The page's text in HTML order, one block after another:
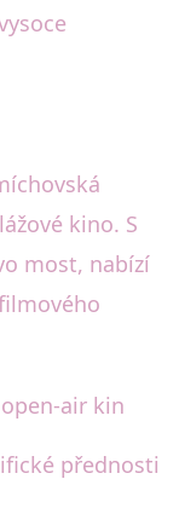
kino. S
most, nabízí
air kin
přednosti